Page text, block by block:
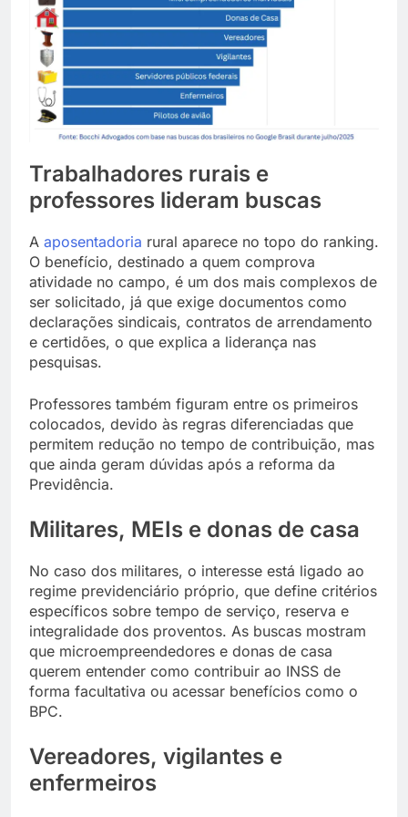
Trabalhadores rurais e
professores lideram buscas
A aposentadoria rural aparece no topo do ranking.
O benefício, destinado a quem comprova
atividade no campo, é um dos mais complexos de
ser solicitado, já que exige documentos como
declarações sindicais, contratos de arrendamento
e certidões, o que explica a liderança nas
pesquisas.
Professores também figuram entre os primeiros
colocados, devido às regras diferenciadas que
permitem redução no tempo de contribuição, mas
que ainda geram dúvidas após a reforma da
Previdência.
Militares, MEIs e donas de casa
No caso dos militares, o interesse está ligado ao
regime previdenciário próprio, que define critérios
específicos sobre tempo de serviço, reserva e
integralidade dos proventos. As buscas mostram
que microempreendedores e donas de casa
querem entender como contribuir ao INSS de
forma facultativa ou acessar benefícios como o
BPC.
Vereadores, vigilantes e
enfermeiros